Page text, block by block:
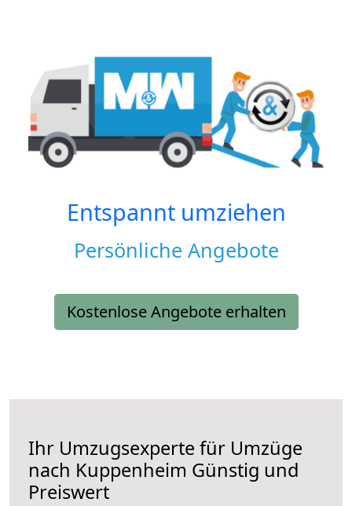
Entspannt umziehen
Persönliche Angebote
Kostenlose Angebote erhalten
Ihr Umzugsexperte für Umzüge
nach Kuppenheim Günstig und
Preiswert